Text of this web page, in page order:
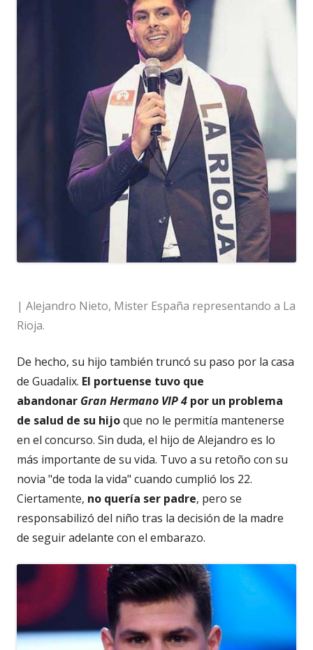
| Alejandro Nieto, Mister España representando a La
Rioja.
De hecho, su hijo también truncó su paso por la casa
de Guadalix. El portuense tuvo que
abandonar Gran Hermano VIP 4 por un problema
de salud de su hijoque no le permitía mantenerse
en el concurso. Sin duda, el hijo de Alejandro es lo
más importante de su vida. Tuvo a su retoño con su
novia "de toda la vida" cuando cumplió los 22.
Ciertamente, no quería ser padre, pero se
responsabilizó del niño tras la decisión de la madre
de seguir adelante con el embarazo.